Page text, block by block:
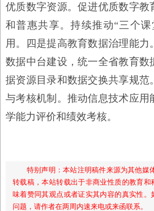
优质数字资源。促进优质数字教
和普惠共享。持续推动“三个课
用。四是提高教育数据治理能力
数据中台建设，统一全省教育数
据资源目录和数据交换共享规范
与考核机制。推动信息技术应用
学能力评价和绩效考核。
特别声明：本站注明稿件来源为其他媒
转载稿，本站转载出于非商业性质的教育和
味着赞同其观点或者证实其内容的真实性。
问题，请作者在两周内速来电或来函联系。